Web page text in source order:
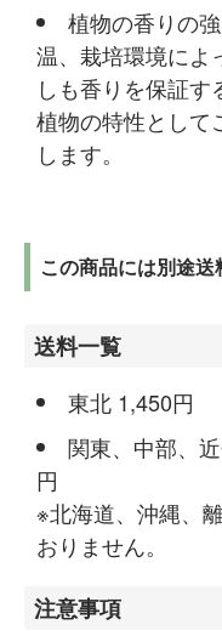
植物の香りの
温、栽培環境によ
しも香りを保証す
植物の特性として
します。
この商品には別途
送料一覧
東北 1,450円
関東、中部、
円
※北海道、沖縄、
おりません。
注意事項